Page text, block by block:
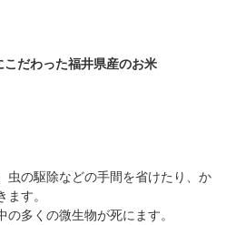
だわった福井県産のお米
虫の駆除などの手間を省けたり、か
す。
多くの微生物が死にます。